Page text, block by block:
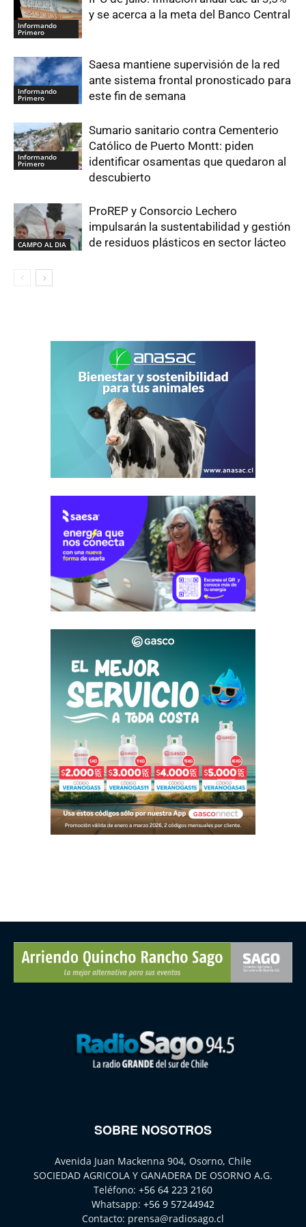
Informando
Primero
y se acerca a la meta del Banco Central
Informando
Primero
Saesa mantiene supervisión de la red
ante sistema frontal pronosticado para
este fin de semana
Informando
Primero
Sumario sanitario contra Cementerio
Católico de Puerto Montt: piden
identificar osamentas que quedaron al
descubierto
CAMPO AL DIA
ProREP y Consorcio Lechero
impulsarán la sustentabilidad y gestión
de residuos plásticos en sector lácteo
SOBRE NOSOTROS
Avenida Juan Mackenna 904, Osorno, Chile
SOCIEDAD AGRICOLA Y GANADERA DE OSORNO A.G.
Teléfono: +56 64 223 2160
Whatsapp: +56 9 57244942
Contacto: prensa@radiosago.cl